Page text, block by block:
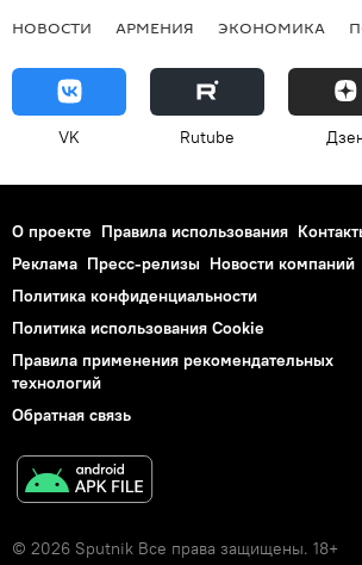
НОВОСТИ АРМЕНИЯ ЭКОНОМИКА
VK Rutube
О проекте Правила использования
Реклама Пресс-релизы Новости компаний
Политика конфиденциальности
Политика использования Cookie
Правила применения рекомендательных
технологий
Обратная связь
© 2026 Sputnik Все права защищены. 18+